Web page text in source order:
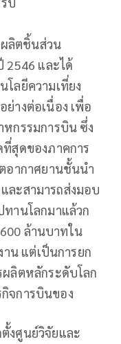
ผลิตชิ้นส่วน
2546 และได้
ลยีความเที่ยง
างต่อเนื่อง เพื่อ
กรรมการบิน ซึ่ง
สุดของภาคการ
อากาศยานชั้นนำ
ละสามารถส่งมอบ
านโลกมาแล้วก
ล้านบาทใน
าน แต่เป็นการยก
ลิตหลักระดับโลก
กิจการบินของ
งศูนย์วิจัยและ